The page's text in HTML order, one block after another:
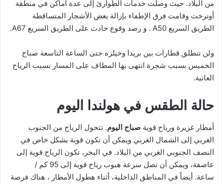
من البلاد. حيث وصلت خدمات الطوارئ إلى عدة أماكن في منطقة
أوترخت وقامت فرق الإطفاء بإزالة بعض الأشجار المتساقطة
الطريق السريع A50 . و رصد وقوع حادث على الطريق السريع A67.
ولن تنطلق قطارات بين بريدا وخيلزه حتى الساعة التاسعة صباح
الخميس بسبب شجرة انتهى بها المطاف على المسار بسبب الرياح
العاتية.
حالة الطقس في هولندا اليوم
أمطار غزيرة ورياح قوية صباح اليوم. تتحول الرياح من الجنوب
الغربي إلى الشمال الغربي ويمكن أن تكون قوية بشكل خاص في
النصف الجنوبي الغربي من البلاد. في البحر، تكون الرياح قوية إلى
عاصفة، ويمكن أن تصل سرعة هبوب رياح قوية إلى 95 كم /
ساعة. أيضاً في المناطق الداخلية، أثناء هطول الأمطار ، هناك فرصة